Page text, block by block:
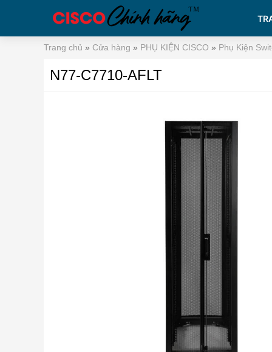
Trang chủ » Cửa hàng » PHỤ KIỆN CISCO » Phụ Kiện
N77-C7710-AFLT